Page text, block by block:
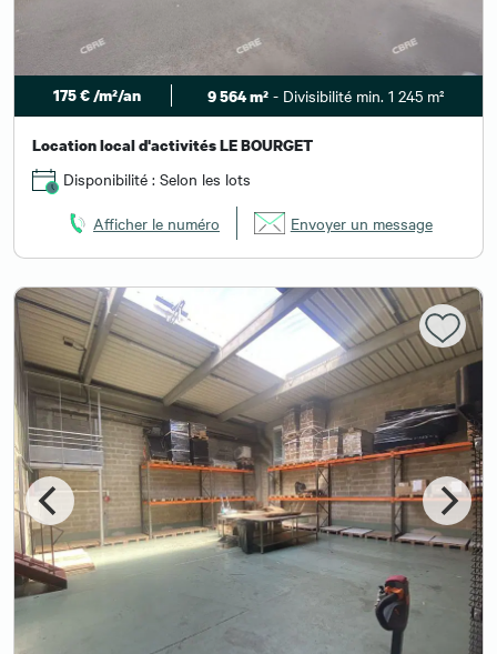
175 € /m²/an 9 564 m² - Divisibilité min. 1 245 m²
Location local d'activités LE BOURGET
Disponibilité : Selon les lots
Afficher le numéro Envoyer un message